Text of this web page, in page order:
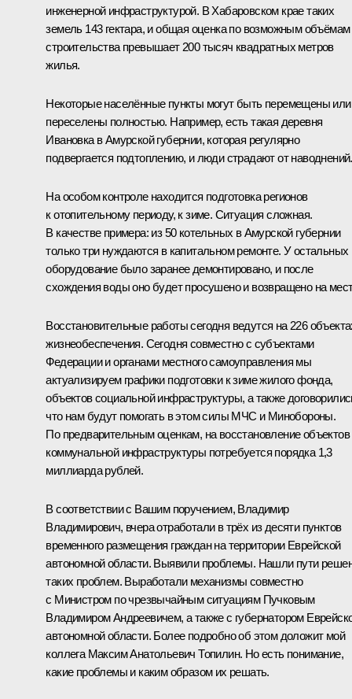
инженерной инфраструктурой. В Хабаровском крае таких
земель 143 гектара, и общая оценка по возможным объёмам
строительства превышает 200 тысяч квадратных метров
жилья.
Некоторые населённые пункты могут быть перемещены или
переселены полностью. Например, есть такая деревня
Ивановка в Амурской губернии, которая регулярно
подвергается подтоплению, и люди страдают от наводнений.
На особом контроле находится подготовка регионов
к отопительному периоду, к зиме. Ситуация сложная.
В качестве примера: из 50 котельных в Амурской губернии
только три нуждаются в капитальном ремонте. У остальных
оборудование было заранее демонтировано, и после
схождения воды оно будет просушено и возвращено на
Восстановительные работы сегодня ведутся на 226
жизнеобеспечения. Сегодня совместно с субъектами
Федерации и органами местного самоуправления мы
актуализируем графики подготовки к зиме жилого фонда,
объектов социальной инфраструктуры, а также
что нам будут помогать в этом силы МЧС и Минобороны.
По предварительным оценкам, на восстановление объектов
коммунальной инфраструктуры потребуется порядка 1,3
миллиарда рублей.
В соответствии с Вашим поручением, Владимир
Владимирович, вчера отработали в трёх из десяти пунктов
временного размещения граждан на территории Еврейской
автономной области. Выявили проблемы. Нашли пути
таких проблем. Выработали механизмы совместно
с Министром по чрезвычайным ситуациям Пучковым
Владимиром Андреевичем, а также с губернатором
автономной области. Более подробно об этом доложит мой
коллега Максим Анатольевич Топилин. Но есть понимание,
какие проблемы и каким образом их решать.